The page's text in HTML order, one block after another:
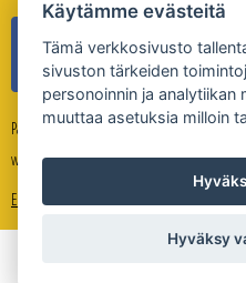
Palveleva verkkokauppa:
www.suojanpro.fi
Evästeasetukset
Käytämme evästeitä
Tämä verkkosivusto
sivuston tärkeiden
personoinnin ja
muuttaa asetuksia milloin
Hyväksy